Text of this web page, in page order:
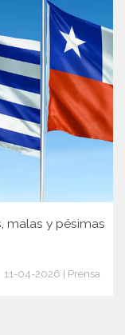
malas y pésimas
11-04-2026 | Prensa